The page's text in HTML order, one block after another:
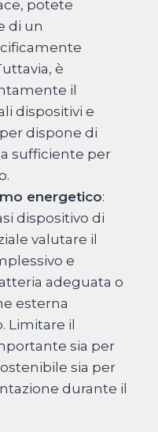
potete
di un
è
il
dispositivi e
dispone di
sufficiente per
energetico:
dispositivo di
valutare il
e
adeguata o
esterna
Limitare il
sia per
sia per
durante il